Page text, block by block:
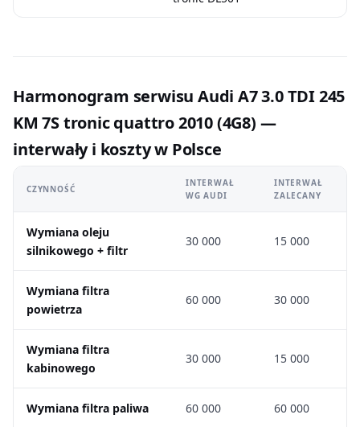
Harmonogram serwisu Audi A7 3.0 TDI 245
KM 7S tronic quattro 2010 (4G8) —
interwały i koszty w Polsce
CZYNNOŚĆ
INTERWAŁ
WG AUDI
INTERWAŁ
ZALECANY
Wymiana oleju
silnikowego + filtr
30 000 15 000
Wymiana filtra
powietrza
60 000 30 000
Wymiana filtra
kabinowego
30 000 15 000
Wymiana filtra paliwa 60 000 60 000